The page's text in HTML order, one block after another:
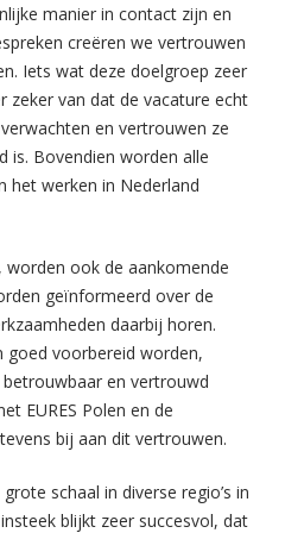
manier in contact zijn en
creëren we vertrouwen
Iets wat deze doelgroep zeer
zeker van dat de vacature echt
en vertrouwen ze
is. Bovendien worden alle
het werken in Nederland
worden ook de aankomende
geïnformeerd over de
daarbij horen.
goed voorbereid worden,
en vertrouwd
EURES Polen en de
bij aan dit vertrouwen.
schaal in diverse regio’s in
blijkt zeer succesvol, dat